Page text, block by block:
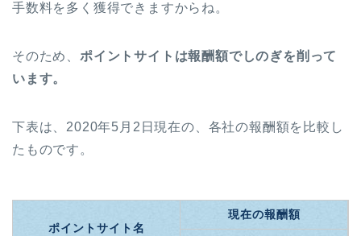
手数料を多く獲得できますからね。
そのため、 ポイントサイトは報酬額でしのぎを削って
います。
下表は、2020年5月2日現在の、各社の報酬額を比較し
たものです。
ポイントサイト名
現在の報酬額